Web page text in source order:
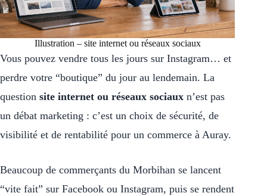
Illustration – site internet ou réseaux sociaux
Vous pouvez vendre tous les jours sur Instagram… et
perdre votre “boutique” du jour au lendemain. La
question site internet ou réseaux sociaux n’est pas
un débat marketing : c’est un choix de sécurité, de
visibilité et de rentabilité pour un commerce à Auray.
Beaucoup de commerçants du Morbihan se lancent
“vite fait” sur Facebook ou Instagram, puis se rendent